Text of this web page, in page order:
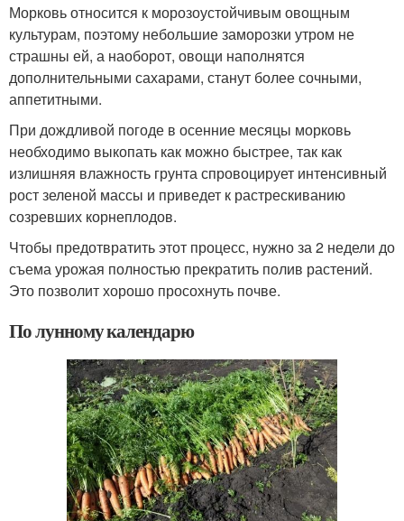
Морковь относится к морозоустойчивым овощным
культурам, поэтому небольшие заморозки утром не
страшны ей, а наоборот, овощи наполнятся
дополнительными сахарами, станут более сочными,
аппетитными.
При дождливой погоде в осенние месяцы морковь
необходимо выкопать как можно быстрее, так как
излишняя влажность грунта спровоцирует интенсивный
рост зеленой массы и приведет к растрескиванию
созревших корнеплодов.
Чтобы предотвратить этот процесс, нужно за 2 недели до
съема урожая полностью прекратить полив растений.
Это позволит хорошо просохнуть почве.
По лунному календарю